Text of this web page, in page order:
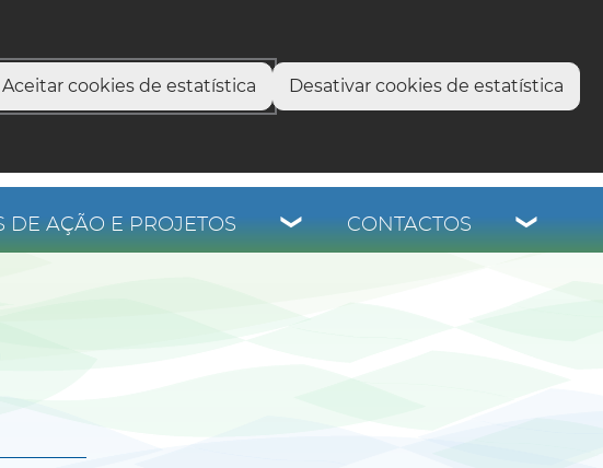
Aceitar cookies de estatística Desativar cookies de estatística
DE AÇÃO E PROJETOS CONTACTOS